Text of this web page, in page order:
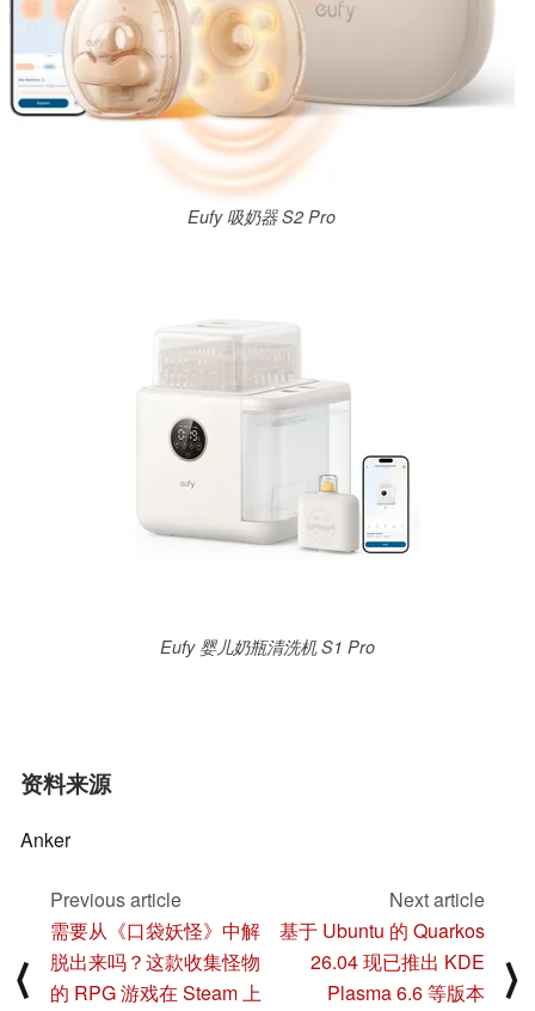
Eufy 吸奶器 S2 Pro
Eufy 婴儿奶瓶清洗机 S1 Pro
资料来源
Anker
⟨
Previous article
需要从《口袋妖怪》中解
脱出来吗？这款收集怪物
的 RPG 游戏在 Steam 上
Next article
基于 Ubuntu 的 Quarkos
26.04 现已推出 KDE
Plasma 6.6 等版本
⟩